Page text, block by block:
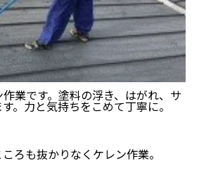
業です。塗料の浮き、はがれ、サ
。力と気持ちをこめて丁寧に。
ろも抜かりなくケレン作業。